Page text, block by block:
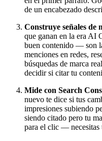
de un encabezado
Construye señales de
que ganan en la era AI
buen contenido — son
menciones en redes,
búsquedas de marca
decidir si citar tu
Mide con Search
nuevo te dice si tus
impresiones subiendo
siendo citado pero tu
para el clic — necesitas